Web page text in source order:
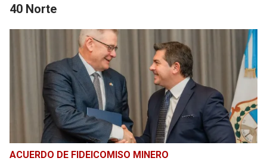
40 Norte
ACUERDO DE FIDEICOMISO MINERO